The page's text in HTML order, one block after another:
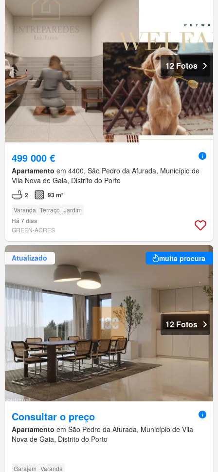
12 Fotos
499 000 €
Apartamento em 4400, São Pedro da Afurada, Município de
Vila Nova de Gaia, Distrito do Porto
2 93 m²
Varanda Terraço Jardim
Há 7 dias
GREEN-ACRES
Atualizado muita procura
12 Fotos
Consultar o preço
Apartamento em São Pedro da Afurada, Município de Vila
Nova de Gaia, Distrito do Porto
Garajem Varanda